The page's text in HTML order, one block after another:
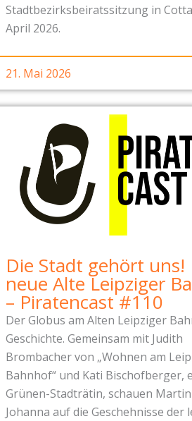
Stadtbezirksbeiratssitzung in
April 2026.
21. Mai 2026
Die Stadt gehört uns!
neue Alte Leipziger
– Piratencast #110
Der Globus am Alten Leipziger
Geschichte. Gemeinsam mit Judith
Brombacher von „Wohnen am
Bahnhof“ und Kati Bischofberger,
Grünen-Stadträtin, schauen
Johanna auf die Geschehnisse der